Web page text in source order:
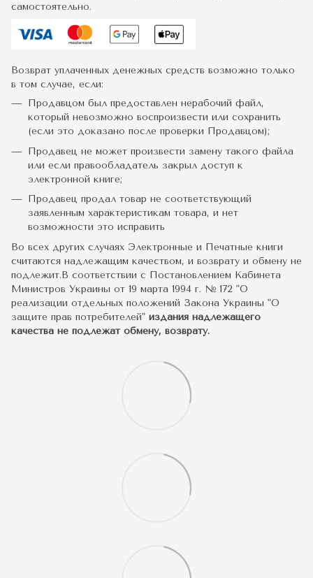
самостоятельно.
Возврат уплаченных денежных средств возможно только
в том случае, если:
Продавцом был предоставлен нерабочий файл,
который невозможно воспроизвести или сохранить
(если это доказано после проверки Продавцом);
Продавец не может произвести замену такого файла
или если правообладатель закрыл доступ к
электронной книге;
Продавец продал товар не соответствующий
заявленным характеристикам товара, и нет
возможности это исправить
Во всех других случаях Электронные и Печатные книги
считаются надлежащим качеством, и возврату и обмену не
подлежит.В соответствии с Постановлением Кабинета
Министров Украины от 19 марта 1994 г. № 172 "О
реализации отдельных положений Закона Украины "О
защите прав потребителей" издания надлежащего
качества не подлежат обмену, возврату.